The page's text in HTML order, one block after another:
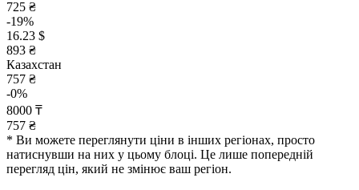
725 ₴
-19%
16.23 $
893 ₴
Казахстан
757 ₴
-0%
8000 ₸
757 ₴
* Ви можете переглянути ціни в інших регіонах, просто
натиснувши на них у цьому блоці. Це лише попередній
перегляд цін, який не змінює ваш регіон.